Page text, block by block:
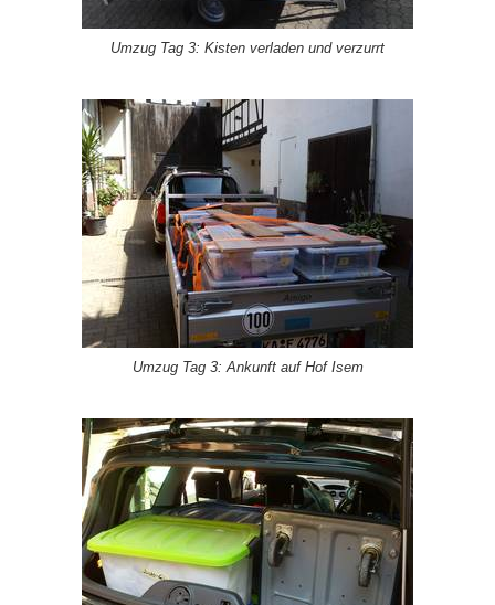
Umzug Tag 3: Kisten verladen und verzurrt
Umzug Tag 3: Ankunft auf Hof Isem